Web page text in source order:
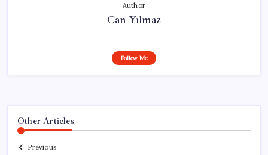
Author
Can Yılmaz
Follow Me
Other Articles
Previous